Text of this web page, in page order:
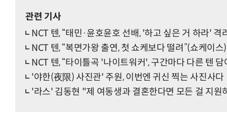
관련 기사
NCT 텐, “태민·윤호윤호 선배, '하고 싶은 거 하라' 격
NCT 텐, “복면가왕 출연, 첫 쇼케보다 떨려”(쇼케이스)
NCT 텐, “타이틀곡 '나이트워커', 구간마다 다른 텐
'야한(夜限) 사진관' 주원, 이번엔 귀신 찍는 사진사다
'라스' 김동현 "제 여동생과 결혼한다면 모든 걸 지원